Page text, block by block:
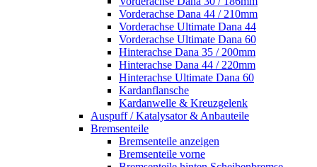
Vorderachse Dana 44 / 210mm
Vorderachse Ultimate Dana 44
Vorderachse Ultimate Dana 60
Hinterachse Dana 35 / 200mm
Hinterachse Dana 44 / 220mm
Hinterachse Ultimate Dana 60
Kardanflansche
Kardanwelle & Kreuzgelenk
Auspuff / Katalysator & Anbauteile
Bremsenteile
Bremsenteile anzeigen
Bremsenteile vorne